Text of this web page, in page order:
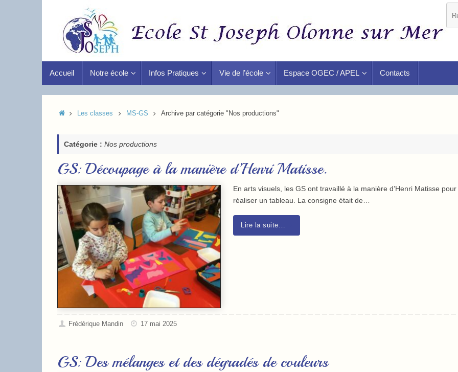
Accueil Notre école Infos Pratiques Vie de l’école Espace OGEC / APEL Contacts
Les classes MS-GS Archive par catégorie "Nos productions"
Catégorie : Nos productions
GS: Découpage à la manière d’Henri Matisse.
En arts visuels, les GS ont travaillé à la manière d’Henri Matisse pour
réaliser un tableau. La consigne était de…
Lire la suite…
Frédérique Mandin 17 mai 2025
GS: Des mélanges et des dégradés de couleurs